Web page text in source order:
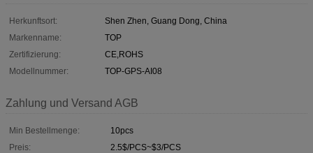
Herkunftsort:
Shen Zhen, Guang Dong, China
Markenname:
TOP
Zertifizierung:
CE,ROHS
Modellnummer:
TOP-GPS-AI08
Zahlung und Versand AGB
Min Bestellmenge:
10pcs
Preis:
2.5$/PCS~$3/PCS